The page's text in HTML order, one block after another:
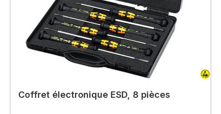
Coffret électronique ESD, 8 pièces